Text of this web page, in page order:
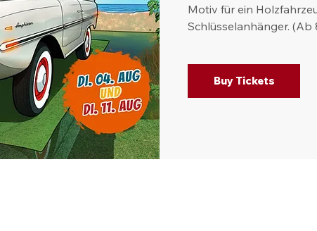
Motiv für ein
Schlüsselanhänger. (Ab
Buy Tickets